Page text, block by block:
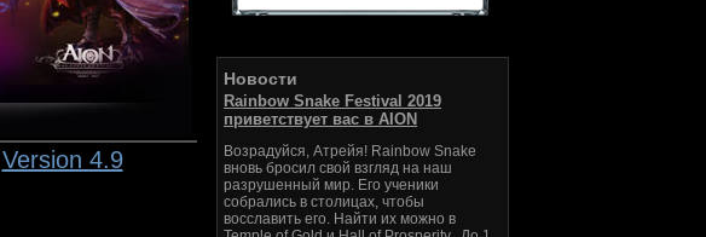
Version 4.9
Новости
Rainbow Snake Festival 2019
приветствует вас в AION
Возрадуйся, Атрейя! Rainbow Snake
вновь бросил свой взгляд на наш
разрушенный мир. Его ученики
собрались в столицах, чтобы
восславить его. Найти их можно в